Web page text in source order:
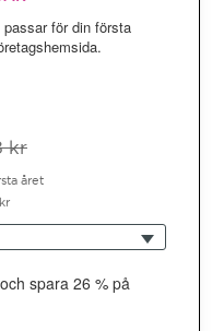
för din första
kr
året
spara 26 % på